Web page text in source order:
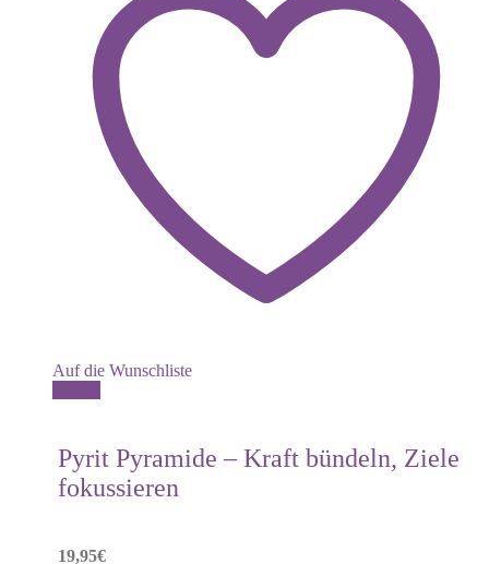
Auf die Wunschliste
Pyrit Pyramide – Kraft bündeln, Ziele
fokussieren
19,95€